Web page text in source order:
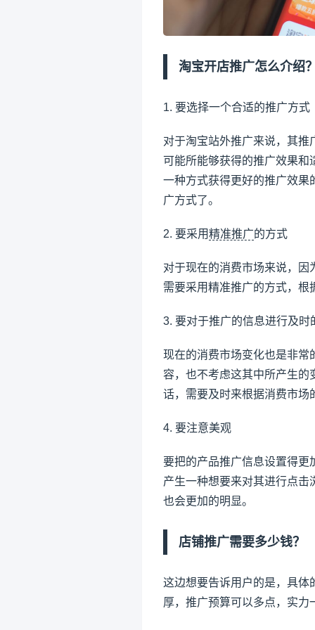
淘宝开店推广怎么介绍
1. 要选择一个合适的推广方式
对于淘宝站外推广来说，其
可能所能够获得的推广效果
一种方式获得更好的推广效果
广方式了。
2. 要采用精准推广的方式
对于现在的消费市场来说，
需要采用精准推广的方式，
3. 要对于推广的信息进行及时
现在的消费市场变化也是非常
容，也不考虑这其中所产生
话，需要及时来根据消费市场
4. 要注意美观
要把的产品推广信息设置得更
产生一种想要来对其进行点
也会更加的明显。
店铺推广需要多少钱？
这边想要告诉用户的是，具体
厚，推广预算可以多点，实